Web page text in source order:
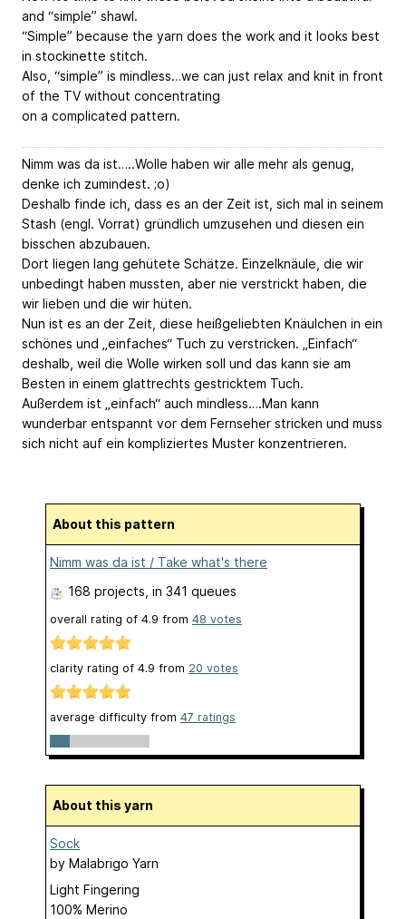
and “simple” shawl.
“Simple” because the yarn does the work and it looks best
in stockinette stitch.
Also, “simple” is mindless…we can just relax and knit in front
of the TV without concentrating
on a complicated pattern.
Nimm was da ist…..Wolle haben wir alle mehr als genug,
denke ich zumindest. ;o)
Deshalb finde ich, dass es an der Zeit ist, sich mal in seinem
Stash (engl. Vorrat) gründlich umzusehen und diesen ein
bisschen abzubauen.
Dort liegen lang gehütete Schätze. Einzelknäule, die wir
unbedingt haben mussten, aber nie verstrickt haben, die
wir lieben und die wir hüten.
Nun ist es an der Zeit, diese heißgeliebten Knäulchen in ein
schönes und „einfaches“ Tuch zu verstricken. „Einfach“
deshalb, weil die Wolle wirken soll und das kann sie am
Besten in einem glattrechts gestricktem Tuch.
Außerdem ist „einfach“ auch mindless….Man kann
wunderbar entspannt vor dem Fernseher stricken und muss
sich nicht auf ein kompliziertes Muster konzentrieren.
About this pattern
Nimm was da ist / Take what's there
168 projects , in 341 queues
overall rating of 4.9 from 48 votes
clarity rating of 4.9 from 20 votes
average difficulty from 47 ratings
About this yarn
Sock
by Malabrigo Yarn
Light Fingering
100% Merino